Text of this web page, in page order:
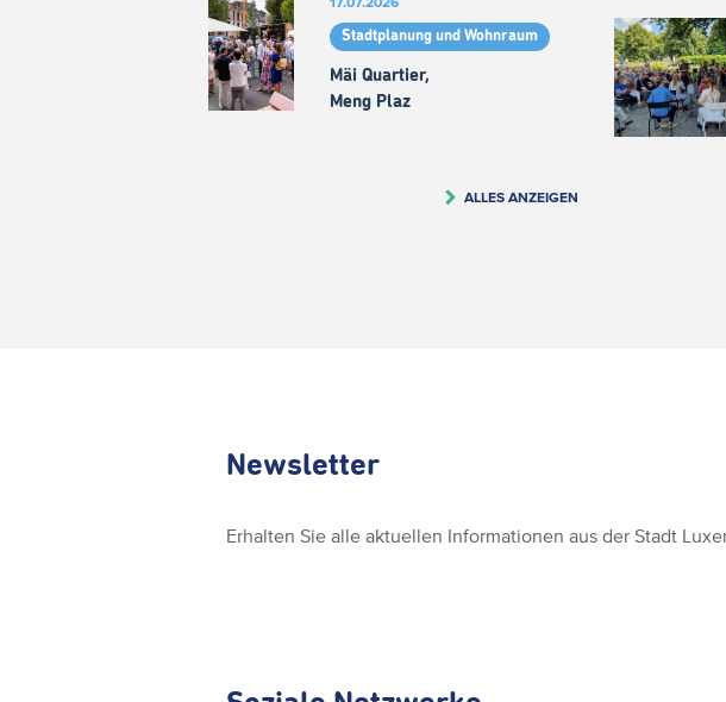
Stadtplanung und Wohnraum
Mäi Quartier,
Meng Plaz
ALLES ANZEIGEN
Newsletter
Erhalten Sie alle aktuellen Informationen aus der Stadt